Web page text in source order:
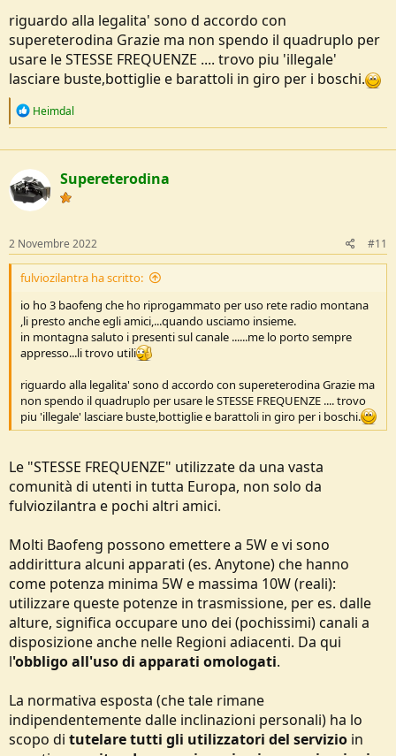
riguardo alla legalita' sono d accordo con
supereterodina Grazie ma non spendo il quadruplo per
usare le STESSE FREQUENZE .... trovo piu 'illegale'
lasciare buste,bottiglie e barattoli in giro per i boschi.
R
c
i
o
n
Heimdal
Supereterodina
2 Novembre 2022 #11
fulviozilantra ha scritto:
io ho 3 baofeng che ho riprogammato per uso rete radio montana
,li presto anche egli amici,...quando usciamo insieme.
in montagna saluto i presenti sul canale ......me lo porto sempre
appresso...li trovo utili
riguardo alla legalita' sono d accordo con supereterodina Grazie ma
non spendo il quadruplo per usare le STESSE FREQUENZE .... trovo
piu 'illegale' lasciare buste,bottiglie e barattoli in giro per i boschi.
Le "STESSE FREQUENZE" utilizzate da una vasta
comunità di utenti in tutta Europa, non solo da
fulviozilantra e pochi altri amici.
Molti Baofeng possono emettere a 5W e vi sono
addirittura alcuni apparati (es. Anytone) che hanno
come potenza minima 5W e massima 10W (reali):
utilizzare queste potenze in trasmissione, per es. dalle
alture, significa occupare uno dei (pochissimi) canali a
disposizione anche nelle Regioni adiacenti. Da qui
l'obbligo all'uso di apparati omologati.
La normativa esposta (che tale rimane
indipendentemente dalle inclinazioni personali) ha lo
scopo di tutelare tutti gli utilizzatori del servizio in